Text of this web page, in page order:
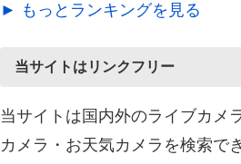
► もっとランキングを見る
当サイトはリンクフリー
当サイトは国内外のライブカメ
カメラ・お天気カメラを検索で